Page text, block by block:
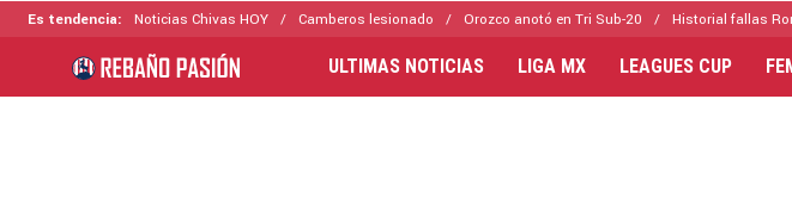
Es tendencia: Noticias Chivas HOY Camberos lesionado Orozco anotó en Tri Sub-20 Historial fallas
ULTIMAS NOTICIAS LIGA MX LEAGUES CUP